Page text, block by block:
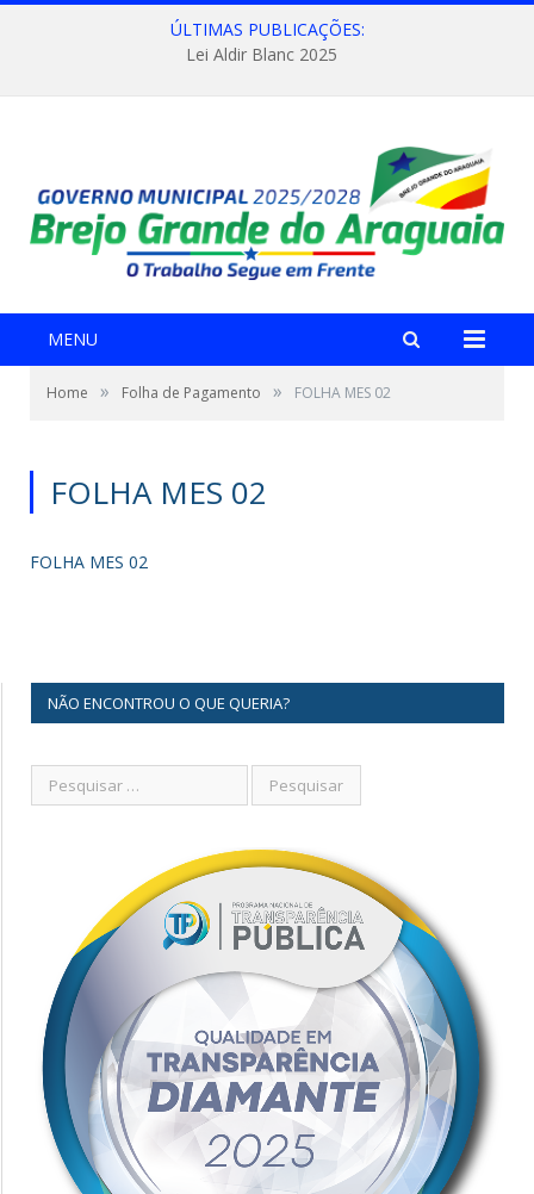
ÚLTIMAS PUBLICAÇÕES:
Lei Aldir Blanc 2025
MENU
Home » Folha de Pagamento » FOLHA MES 02
FOLHA MES 02
FOLHA MES 02
NÃO ENCONTROU O QUE QUERIA?